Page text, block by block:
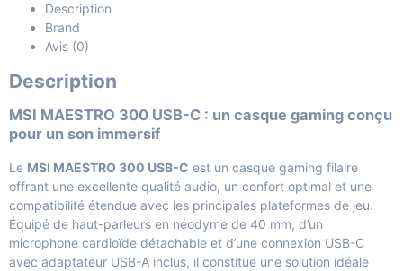
Description
Brand
Avis (0)
Description
MSI MAESTRO 300 USB-C : un casque gaming conçu
pour un son immersif
Le MSI MAESTRO 300 USB-C est un casque gaming filaire
offrant une excellente qualité audio, un confort optimal et une
compatibilité étendue avec les principales plateformes de jeu.
Équipé de haut-parleurs en néodyme de 40 mm, d’un
microphone cardioïde détachable et d’une connexion USB-C
avec adaptateur USB-A inclus, il constitue une solution idéale